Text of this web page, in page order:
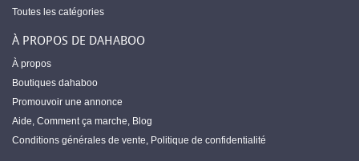
Toutes les catégories
À PROPOS DE DAHABOO
À propos
Boutiques dahaboo
Promouvoir une annonce
Aide, Comment ça marche, Blog
Conditions générales de vente, Politique de confidentialité